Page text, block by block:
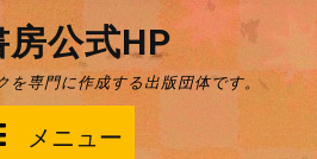
公式HP
を専門に作成する出版団体です。
メニュー